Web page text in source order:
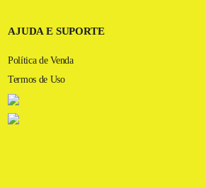
AJUDA E SUPORTE
Política de Venda
Termos de Uso